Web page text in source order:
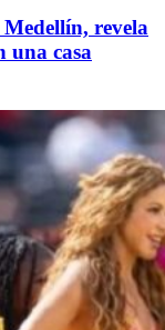
revela
una casa